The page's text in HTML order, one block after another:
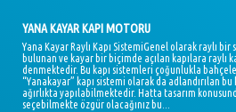
YANA KAYAR KAPI MOTORU
Yana Kayar Raylı Kapı SistemiGenel olarak raylı bir
bulunan ve kayar bir biçimde açılan kapılara raylı
denmektedir. Bu kapı sistemleri çoğunlukla
“Yanakayar” kapı sistemi olarak da adlandırılan
ağırlıkta yapılabilmektedir. Hatta tasarım
seçebilmekte özgür olacağınız bu...